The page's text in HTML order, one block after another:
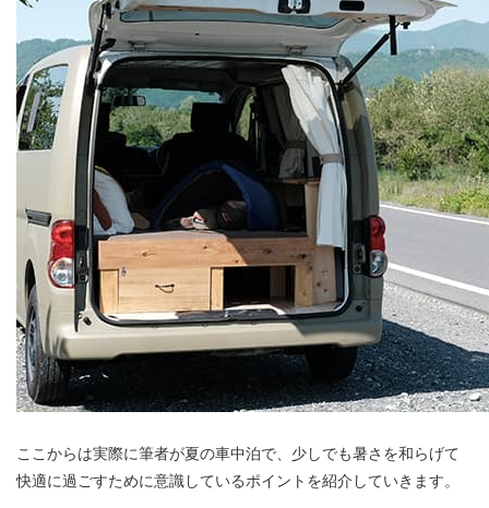
ここからは実際に筆者が夏の車中泊で、少しでも暑さを和らげて
快適に過ごすために意識しているポイントを紹介していきます。